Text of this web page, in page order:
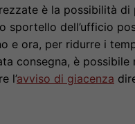
è la possibilità di
sportello dell’ufficio
e ora, per ridurre i
consegna, è possibile
l’avviso di giacenza